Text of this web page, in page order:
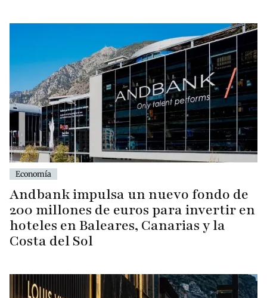
Economía
Andbank impulsa un nuevo fondo de
200 millones de euros para invertir en
hoteles en Baleares, Canarias y la
Costa del Sol